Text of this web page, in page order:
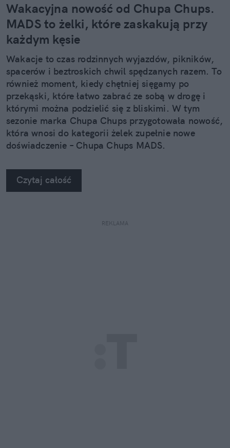
Wakacyjna nowość od Chupa Chups.
MADS to żelki, które zaskakują przy
każdym kęsie
Wakacje to czas rodzinnych wyjazdów, pikników,
spacerów i beztroskich chwil spędzanych razem. To
również moment, kiedy chętniej sięgamy po
przekąski, które łatwo zabrać ze sobą w drogę i
którymi można podzielić się z bliskimi. W tym
sezonie marka Chupa Chups przygotowała nowość,
która wnosi do kategorii żelek zupełnie nowe
doświadczenie – Chupa Chups MADS.
Czytaj całość
REKLAMA